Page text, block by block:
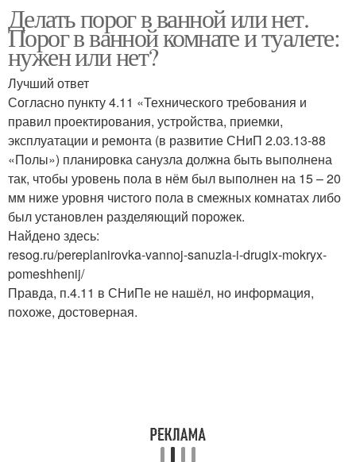
Порог в ванную комнату
Делать порог в ванной или нет.
Порог в ванной комнате и туалете:
нужен или нет?
Лучший ответ
Согласно пункту 4.11 «Технического требования и
правил проектирования, устройства, приемки,
эксплуатации и ремонта (в развитие СНиП 2.03.13-88
«Полы») планировка санузла должна быть выполнена
так, чтобы уровень пола в нём был выполнен на 15 – 20
мм ниже уровня чистого пола в смежных комнатах либо
был установлен разделяющий порожек.
Найдено здесь:
resog.ru/pereplanirovka-vannoj-sanuzla-i-drugix-mokryx-
pomeshhenij/
Правда, п.4.11 в СНиПе не нашёл, но информация,
похоже, достоверная.